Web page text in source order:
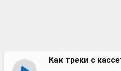
Как треки с